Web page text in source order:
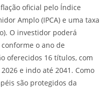
oficial pelo Índice
Amplo (IPCA) e uma taxa
O investidor poderá
o ano de
oferecidos 16 títulos, com
e indo até 2041. Como
são protegidos da